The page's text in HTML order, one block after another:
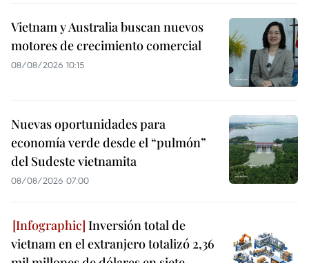
Vietnam y Australia buscan nuevos
motores de crecimiento comercial
08/08/2026 10:15
Nuevas oportunidades para
economía verde desde el “pulmón”
del Sudeste vietnamita
08/08/2026 07:00
Inversión total de
vietnam en el extranjero totalizó 2,36